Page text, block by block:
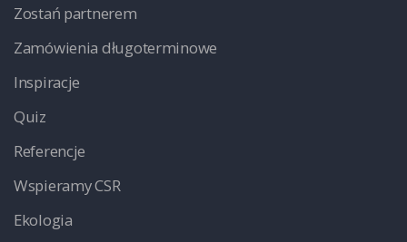
Zostań partnerem
Zamówienia długoterminowe
Inspiracje
Quiz
Referencje
Wspieramy CSR
Ekologia